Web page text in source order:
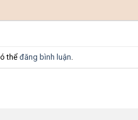
thể đăng bình luận